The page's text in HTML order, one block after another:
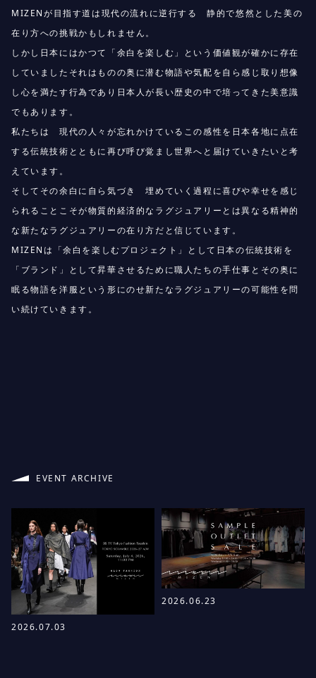
MIZENが目指す道は現代の流れに逆行する 静的で悠然とした美の
在り方への挑戦かもしれません。
しかし日本にはかつて「余白を楽しむ」という価値観が確かに存在
していましたそれはものの奥に潜む物語や気配を自ら感じ取り想像
し心を満たす行為であり日本人が長い歴史の中で培ってきた美意識
でもあります。
私たちは 現代の人々が忘れかけているこの感性を日本各地に点在
する伝統技術とともに再び呼び覚まし世界へと届けていきたいと考
えています。
そしてその余白に自ら気づき 埋めていく過程に喜びや幸せを感じ
られることこそが物質的経済的なラグジュアリーとは異なる精神的
な新たなラグジュアリーの在り方だと信じています。
MIZENは「余白を楽しむプロジェクト」として日本の伝統技術を
「ブランド」として昇華させるために職人たちの手仕事とその奥に
眠る物語を洋服という形にのせ新たなラグジュアリーの可能性を問
い続けていきます。
EVENT ARCHIVE
2026.07.03
2026.06.23